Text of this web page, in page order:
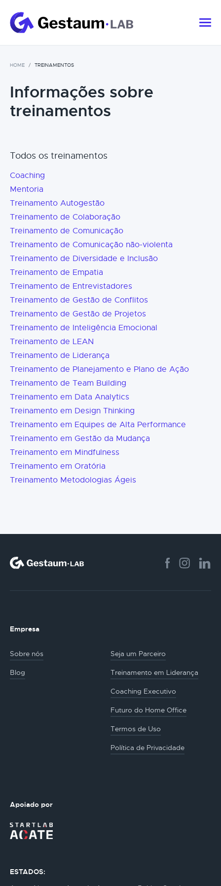
HOME TREINAMENTOS
Informações sobre
treinamentos
Todos os treinamentos
Coaching
Mentoria
Treinamento Autogestão
Treinamento de Colaboração
Treinamento de Comunicação
Treinamento de Comunicação não-violenta
Treinamento de Diversidade e Inclusão
Treinamento de Empatia
Treinamento de Entrevistadores
Treinamento de Gestão de Conflitos
Treinamento de Gestão de Projetos
Treinamento de Inteligência Emocional
Treinamento de LEAN
Treinamento de Liderança
Treinamento de Planejamento e Plano de Ação
Treinamento de Team Building
Treinamento em Data Analytics
Treinamento em Design Thinking
Treinamento em Equipes de Alta Performance
Treinamento em Gestão da Mudança
Treinamento em Mindfulness
Treinamento em Oratória
Treinamento Metodologias Ágeis
Empresa
Sobre nós Seja um Parceiro
Blog Treinamento em Liderança
Coaching Executivo
Futuro do Home Office
Termos de Uso
Política de Privacidade
Apoiado por
ESTADOS: